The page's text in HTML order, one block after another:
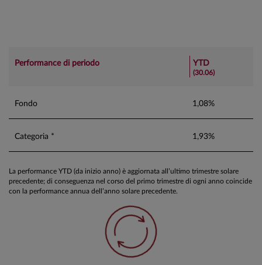
Performance di periodo YTD
(30.06)
Fondo 1,08%
Categoria * 1,93%
La performance YTD (da inizio anno) è aggiornata all’ultimo trimestre solare
precedente; di conseguenza nel corso del primo trimestre di ogni anno coincide
con la performance annua dell’anno solare precedente.